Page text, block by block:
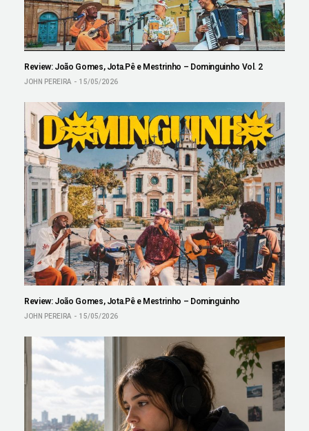
Review: João Gomes, Jota.Pê e Mestrinho – Dominguinho Vol. 2
JOHN PEREIRA 15/05/2026
Review: João Gomes, Jota.Pê e Mestrinho – Dominguinho
JOHN PEREIRA 15/05/2026